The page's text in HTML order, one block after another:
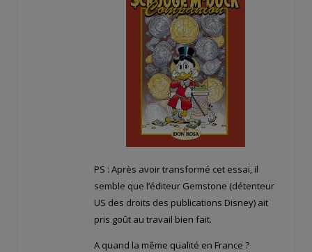
PS : Après avoir transformé cet essai, il
semble que l’éditeur Gemstone (détenteur
US des droits des publications Disney) ait
pris goût au travail bien fait.
A quand la même qualité en France ?